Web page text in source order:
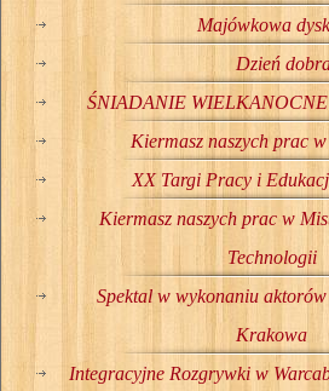
Majówkowa
Dzień
ŚNIADANIE
Kiermasz naszych prac
XX Targi Pracy i
Kiermasz naszych prac w
Technologii
Spektal w wykonaniu
Krakowa
Integracyjne Rozgrywki w